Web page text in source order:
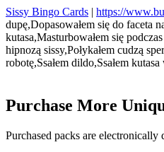
Sissy Bingo Cards | https://
dupę,Dopasowałem się do faceta
kutasa,Masturbowałem się
hipnozą sissy,Połykałem cudzą
robotę,Ssałem dildo,Ssałem
Purchase More
Purchased packs are